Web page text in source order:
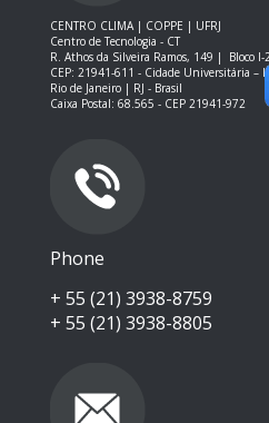
CENTRO CLIMA | COPPE | UFRJ
Centro de Tecnologia - CT
R. Athos da Silveira Ramos, 149 |
Bloco
CEP: 21941-611 - Cidade Universitária –
Rio de Janeiro | RJ - Brasil
Caixa Postal: 68.565 - CEP 21941-972
Phone
+ 55 (21) 3938-8759
+ 55 (21) 3938-8805